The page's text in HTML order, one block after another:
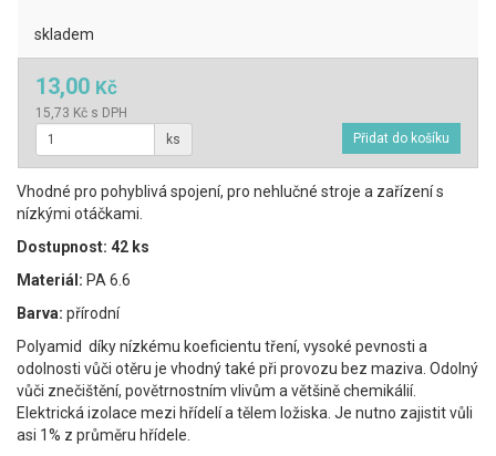
skladem
13,00 Kč
15,73 Kč s DPH
ks
Vhodné pro pohyblivá spojení, pro nehlučné stroje a zařízení s
nízkými otáčkami.
Dostupnost: 42 ks
Materiál: PA 6.6
Barva: přírodní
Polyamid díky nízkému koeficientu tření, vysoké pevnosti a
odolnosti vůči otěru je vhodný také při provozu bez maziva. Odolný
vůči znečištění, povětrnostním vlivům a většině chemikálií.
Elektrická izolace mezi hřídelí a tělem ložiska. Je nutno zajistit vůli
asi 1% z průměru hřídele.